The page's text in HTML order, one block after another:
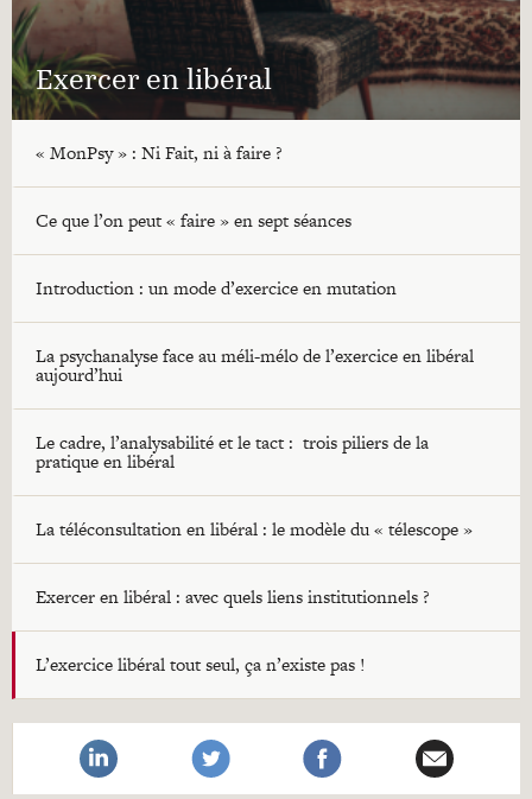
Exercer en libéral
« MonPsy » : Ni Fait, ni à faire ?
Ce que l’on peut « faire » en sept séances
Introduction : un mode d’exercice en mutation
La psychanalyse face au méli-mélo de l’exercice en libéral
aujourd’hui
Le cadre, l’analysabilité et le tact : trois piliers de la
pratique en libéral
La téléconsultation en libéral : le modèle du « télescope »
Exercer en libéral : avec quels liens institutionnels ?
L’exercice libéral tout seul, ça n’existe pas !